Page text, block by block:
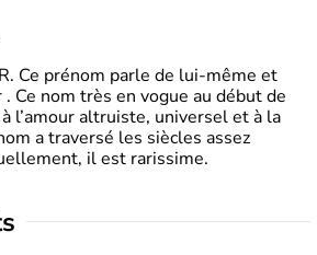
Ce prénom parle de lui-même et
Ce nom très en vogue au début de
l’amour altruiste, universel et à la
a traversé les siècles assez
il est rarissime.